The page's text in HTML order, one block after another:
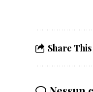
Share